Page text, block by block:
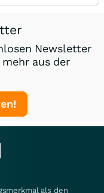
Newsletter
aus der
als den